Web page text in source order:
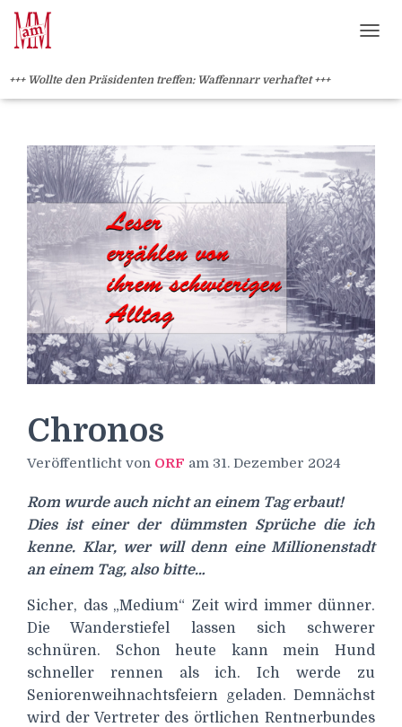
Weiterlesen" />
+++ Wollte den Präsidenten treffen: Waffennarr verhaftet +++
Chronos
Veröffentlicht von ORF am 31. Dezember 2024
Rom wurde auch nicht an einem Tag erbaut!
Dies ist einer der dümmsten Sprüche die ich
kenne. Klar, wer will denn eine Millionenstadt
an einem Tag, also bitte…
Sicher, das „Medium“ Zeit wird immer dünner.
Die Wanderstiefel lassen sich schwerer
schnüren. Schon heute kann mein Hund
schneller rennen als ich. Ich werde zu
Seniorenweihnachtsfeiern geladen. Demnächst
wird der Vertreter des örtlichen Rentnerbundes